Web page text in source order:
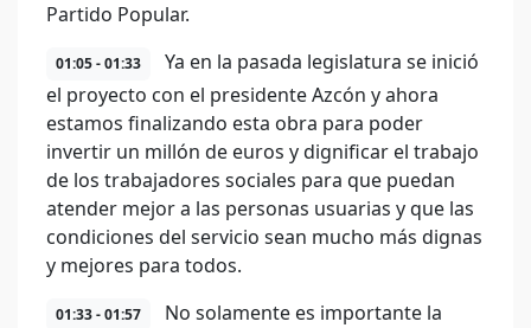
Partido Popular.
01:05 - 01:33
Ya en la pasada legislatura se inició
el proyecto con el presidente Azcón y ahora
estamos finalizando esta obra para poder
invertir un millón de euros y dignificar el trabajo
de los trabajadores sociales para que puedan
atender mejor a las personas usuarias y que las
condiciones del servicio sean mucho más dignas
y mejores para todos.
01:33 - 01:57
No solamente es importante la